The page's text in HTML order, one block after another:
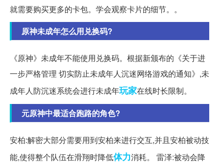
就需要购买更多的卡包。学会观察卡片的细节。。
原神未成年怎么用兑换码?
《原神》未成年不能使用兑换码。根据新颁布的《关于进
一步严格管理 切实防止未成年人沉迷网络游戏的通知》,未
成年人防沉迷系统会进行未成年玩家在线时长限制。
元原神中最适合跑路的角色?
安柏:解密大部分需要用到安柏来进行交互,并且安柏被动技
能,使得整个队伍在滑翔时降低体力消耗。 雷泽:被动会降